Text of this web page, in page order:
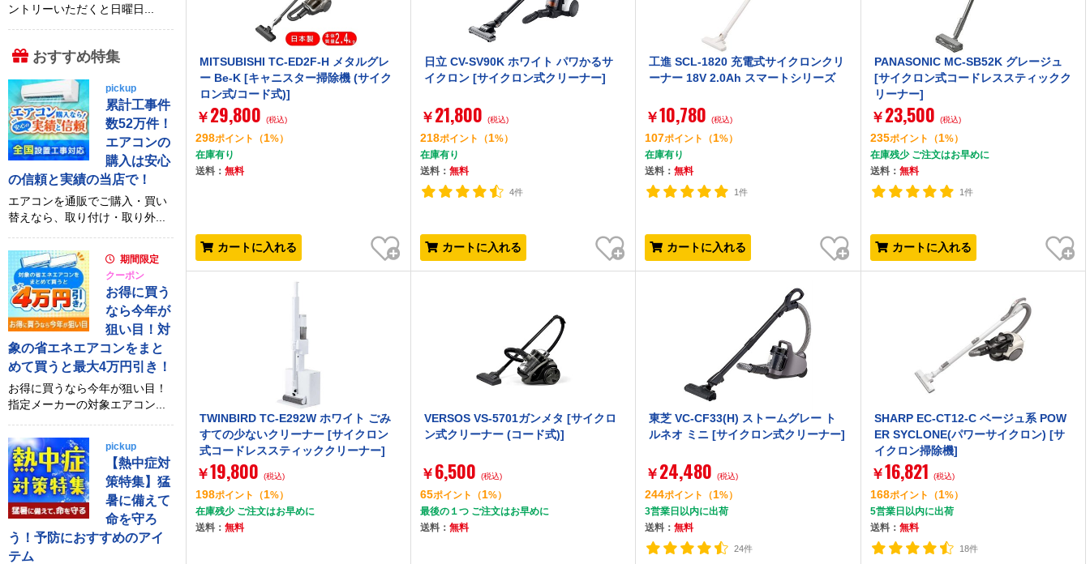
MITSUBISHI TC-ED2F-H メタルグレ
ー Be-K [キャニスター掃除機 (サイク
ロン式/コード式)]
￥ 29,800 (税込)
298ポイント （1%）
在庫有り
送料：無料
カートに入れる
お気に入り
日立 CV-SV90K ホワイト パワかるサ
イクロン [サイクロン式クリーナー]
￥ 21,800 (税込)
218ポイント （1%）
在庫有り
送料： 無料
4件
カートに入れる
お気に入り
工進 SCL-1820 充電式サイクロンクリ
ーナー 18V 2.0Ah スマートシリーズ
￥10,780 (税込)
107ポイント （1%）
在庫有り
送料：無料
1件
カートに入れる
お気に入り
PANASONIC MC-SB52K グレージュ
[サイクロン式コードレススティックク
リーナー]
￥ 23,500 (税込)
235ポイント （1%）
在庫残少 ご注文はお早めに
送料： 無料
1件
カートに入れる
お気に入り
TWINBIRD TC-E292W ホワイト ごみ
すての少ないクリーナー [サイクロン
式コードレススティッククリーナー]
￥19,800 (税込)
198ポイント （1%）
在庫残少 ご注文はお早めに
送料：無料
VERSOS VS-5701ガンメタ [サイクロ
ン式クリーナー (コード式)]
￥ 6,500 (税込)
65ポイント （1%）
最後の１つ ご注文はお早めに
送料： 無料
東芝 VC-CF33(H) ストームグレー ト
ルネオ ミニ [サイクロン式クリーナー]
￥ 24,480 (税込)
244ポイント （1%）
3営業日以内に出荷
送料：無料
24件
SHARP EC-CT12-C ベージュ系 POW
ER SYCLONE(パワーサイクロン) [サ
イクロン掃除機]
￥16,821 (税込)
168ポイント （1%）
5営業日以内に出荷
送料： 無料
18件
ントリーいただくと日曜日...
おすすめ特集
pickup
累計工事件
数52万件！
エアコンの
購入は安心
の信頼と実績の当店で！
エアコンを通販でご購入・買い
替えなら、取り付け・取り外...
期間限定
クーポン
お得に買う
なら今年が
狙い目！対
象の省エネエアコンをまと
めて買うと最大4万円引き！
お得に買うなら今年が狙い目！
指定メーカーの対象エアコン...
pickup
【熱中症対
策特集】猛
暑に備えて
命を守ろ
う！予防におすすめのアイ
テム